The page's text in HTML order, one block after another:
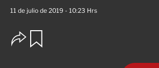
11 de julio de 2019 - 10:23 Hrs
O
p